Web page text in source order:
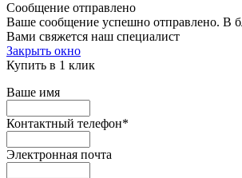
Сообщение отправлено
Ваше сообщение успешно отправлено. В
Вами свяжется наш специалист
Закрыть окно
Купить в 1 клик
Ваше имя
Контактный телефон*
Электронная почта